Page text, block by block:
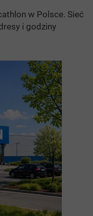
w Polsce. Sieć
i godziny